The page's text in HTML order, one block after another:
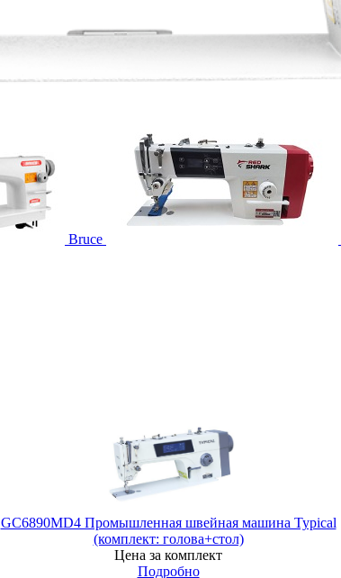
Bruce
GC6890MD4 Промышленная швейная машина Typical
(комплект: голова+стол)
Цена за комплект
Подробно